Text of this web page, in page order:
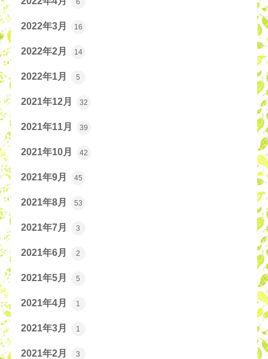
2022年3月 16
2022年2月 14
2022年1月 5
2021年12月 32
2021年11月 39
2021年10月 42
2021年9月 45
2021年8月 53
2021年7月 3
2021年6月 2
2021年5月 5
2021年4月 1
2021年3月 1
2021年2月 3